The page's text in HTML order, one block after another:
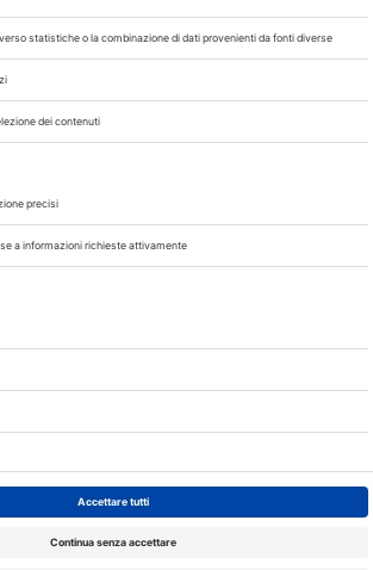
| www.edraspa.it | P.iva 08056040960
Sede legale: Viale Enrico Forlanini 21 -
di Milano n° 5578/2022 del